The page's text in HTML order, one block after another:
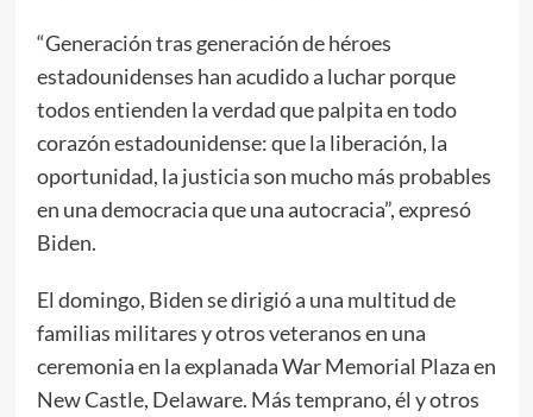
“Generación tras generación de héroes
estadounidenses han acudido a luchar porque
todos entienden la verdad que palpita en todo
corazón estadounidense: que la liberación, la
oportunidad, la justicia son mucho más probables
en una democracia que una autocracia”, expresó
Biden.
El domingo, Biden se dirigió a una multitud de
familias militares y otros veteranos en una
ceremonia en la explanada War Memorial Plaza en
New Castle, Delaware. Más temprano, él y otros